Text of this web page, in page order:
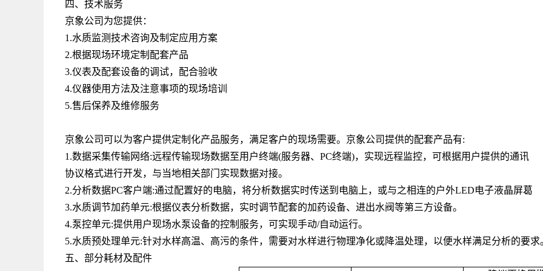
四、技术服务
京象公司为您提供：
1.水质监测技术咨询及制定应用方案
2.根据现场环境定制配套产品
3.仪表及配套设备的调试，配合验收
4.仪器使用方法及注意事项的现场培训
5.售后保养及维修服务
京象公司可以为客户提供定制化产品服务，满足客户的现场需要。京象公司提供的配套产品有:
1.数据采集传输网络:远程传输现场数据至用户终端(服务器、 PC终端)，实现远程监控，可根据用户提供的通讯
协议格式进行开发，与当地相关部门实现数据对接。
2.分析数据PC客户端:通过配置好的电脑，将分析数据实时传送到电脑上，或与之相连的户外LED电子液晶屏葛
3.水质调节加药单元:根据仪表分析数据，实时调节配套的加药设备、进出水阀等第三方设备。
4.泵控单元:提供用户现场水泵设备的控制服务，可实现手动/自动运行。
5.水质预处理单元:针对水样高温、高污的条件，需要对水样进行物理净化或降温处理，以便水样满足分析的要求
五、部分耗材及配件